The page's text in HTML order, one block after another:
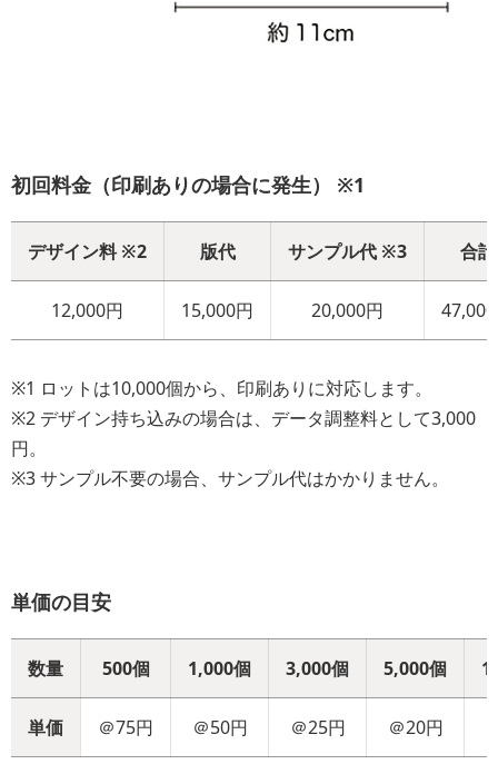
初回料金（印刷ありの場合に発生） ※1
デザイン料 ※2 版代 サンプル代 ※3 合計
12,000円 15,000円 20,000円
※1 ロットは10,000個から、印刷ありに対応します。
※2 デザイン持ち込みの場合は、データ調整料として3,000
円。
※3 サンプル不要の場合、サンプル代はかかりません。
単価の目安
数量 500個 1,000個 3,000個 5,000個
単価 ＠75円 ＠50円 ＠25円 ＠20円